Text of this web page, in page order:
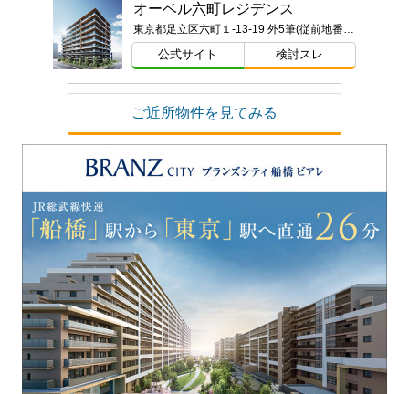
オーベル六町レジデンス
東京都足立区六町１-13-19 外5筆(従前地番)ほか
公式サイト 検討スレ
ご近所物件を見てみる